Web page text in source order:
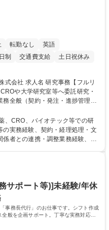
転勤なし
英語
制 交通費支給 土日祝休み
務【フルリ
全般（契約・発注・進捗管理・
契約手続き補助（NDA・委託・
・アジェンダ準備・議事録作成
備・版管理・保管 ■研究開発の
、CRO、バイオテック等での研
実務経験、契約・経理処理・文
者との連携・調整業務経験、基
やハイブリッド勤務、時短勤務
働き方が可能です。育児や介護
学歴・資格 学歴：大学院 大学 語学力： 資格：
サポート等)]未経験/年休
事務長代行」のお仕事です。シフト作成
般を企画サポート。丁寧な実務対応で